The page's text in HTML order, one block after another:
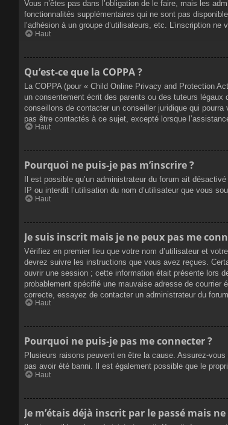
Vous n’êtes pas dans l’obligation de le faire, mais les
fonctionnalités supplémentaires qui ne sont pas
l’adhésion à un groupe d’utilisateurs, etc. L’inscription
Haut
Qu’est-ce que la COPPA ?
La COPPA (pour « Child Online Privacy and Protection
un consentement écrit des parents ou des tuteurs
conseillons de contacter un conseiller juridique qui
pas être contactés à ce sujet, excepté lorsque
Haut
Pourquoi ne puis-je pas m’inscrire ?
Il est possible qu’un administrateur du forum ait
IP ou interdit l’utilisation du nom d’utilisateur que vous
Haut
Je suis inscrit mais je ne peux pas me
Vérifiez en premier lieu que votre nom d’utilisateur et
devrez suivre les instructions que vous avez reçues.
ouvrir une session ; cette information était présente lors
probablement spécifié une mauvaise adresse de
correcte, essayez de contacter un administrateur du forum.
Haut
Pourquoi ne puis-je pas me connecter ?
Plusieurs raisons peuvent en être la cause. Assurez-
pas avoir été banni. Il est également possible que le
Haut
Je m’étais déjà inscrit par le passé mais